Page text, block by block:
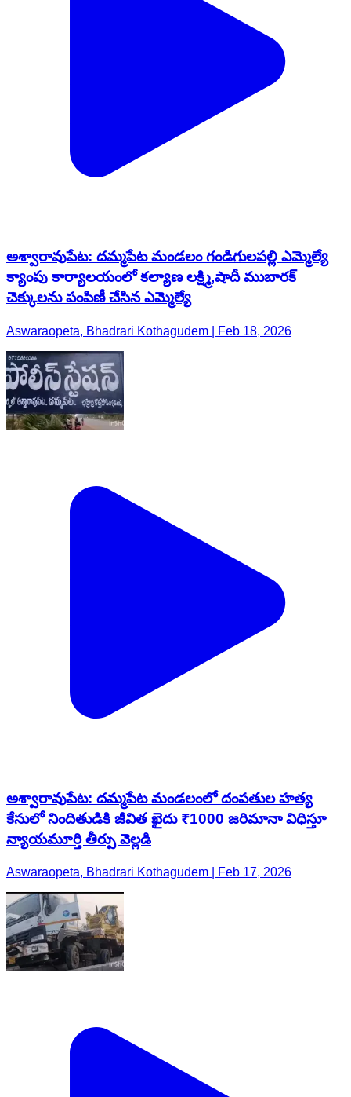
అశ్వారావుపేట: దమ్మపేట మండలం గండిగులపల్లి ఎమ్మెల్యే
క్యాంపు కార్యాలయంలో కల్యాణ లక్ష్మి,షాదీ ముబారక్
చెక్కులను పంపిణీ చేసిన ఎమ్మెల్యే
Aswaraopeta, Bhadrari Kothagudem | Feb 18, 2026
అశ్వారావుపేట: దమ్మపేట మండలంలో దంపతుల హత్య
కేసులో నిందితుడికి జీవిత ఖైదు ₹1000 జరిమానా విధిస్తూ
న్యాయమూర్తి తీర్పు వెల్లడి
Aswaraopeta, Bhadrari Kothagudem | Feb 17, 2026